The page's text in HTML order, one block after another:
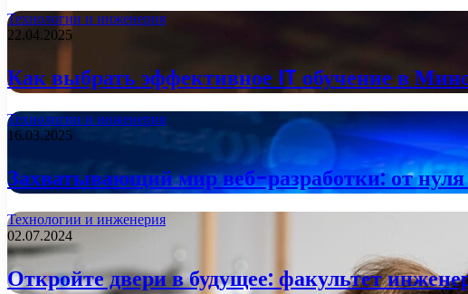
Технологии и инженерия
22.04.2025
Как выбрать эффективное IT обучение в
Технологии и инженерия
16.03.2025
Захватывающий мир веб-разработки: от нуля
Технологии и инженерия
02.07.2024
Откройте двери в будущее: факультет